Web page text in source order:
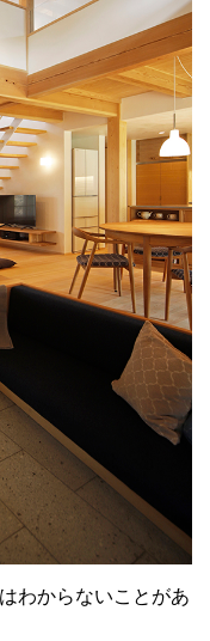
わからないことがあ